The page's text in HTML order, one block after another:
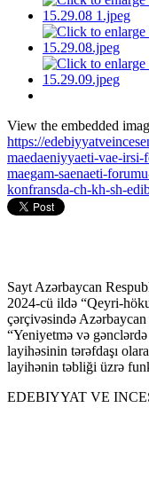
View the embedded
https://
maedaeniyyaeti-vae-
maegam-saenaeti-
konfransda-ch-kh-sh-
Sayt Azərbaycan
2024-cü ildə “Qeyri-
çərçivəsində
“Yeniyetmə və
layihəsinin tərəfdaşı
layihənin təbliği üzrə
EDEBIYYAT VE